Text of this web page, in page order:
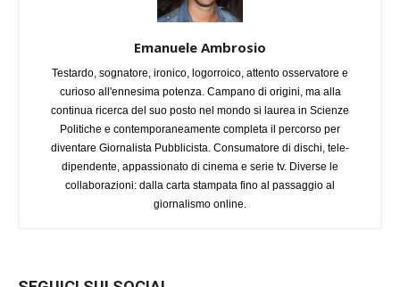
Emanuele Ambrosio
Testardo, sognatore, ironico, logorroico, attento osservatore e
curioso all'ennesima potenza. Campano di origini, ma alla
continua ricerca del suo posto nel mondo si laurea in Scienze
Politiche e contemporaneamente completa il percorso per
diventare Giornalista Pubblicista. Consumatore di dischi, tele-
dipendente, appassionato di cinema e serie tv. Diverse le
collaborazioni: dalla carta stampata fino al passaggio al
giornalismo online.